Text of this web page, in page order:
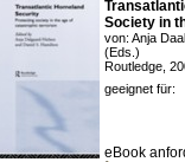
Society in
von: Anja
(Eds.)
Routledge
geeignet für:
eBook